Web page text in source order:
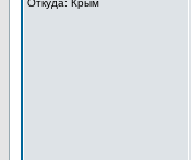
Откуда: Крым